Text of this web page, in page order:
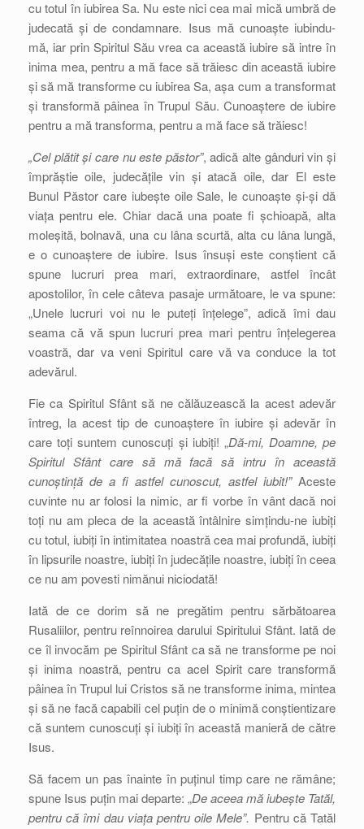
cu totul în iubirea Sa. Nu este nici cea mai mică umbră de
judecată și de condamnare. Isus mă cunoaște iubindu-
mă, iar prin Spiritul Său vrea ca această iubire să intre în
inima mea, pentru a mă face să trăiesc din această iubire
și să mă transforme cu iubirea Sa, așa cum a transformat
și transformă pâinea în Trupul Său. Cunoaștere de iubire
pentru a mă transforma, pentru a mă face să trăiesc!
„Cel plătit și care nu este păstor”, adică alte gânduri vin și
împrăștie oile, judecățile vin și atacă oile, dar El este
Bunul Păstor care iubește oile Sale, le cunoaște și-și dă
viața pentru ele. Chiar dacă una poate fi șchioapă, alta
moleșită, bolnavă, una cu lâna scurtă, alta cu lâna lungă,
e o cunoaștere de iubire. Isus însuși este conștient că
spune lucruri prea mari, extraordinare, astfel încât
apostolilor, în cele câteva pasaje următoare, le va spune:
„Unele lucruri voi nu le puteți înțelege”, adică îmi dau
seama că vă spun lucruri prea mari pentru înțelegerea
voastră, dar va veni Spiritul care vă va conduce la tot
adevărul.
Fie ca Spiritul Sfânt să ne călăuzească la acest adevăr
întreg, la acest tip de cunoaștere în iubire și adevăr în
care toți suntem cunoscuți și iubiți! „Dă-mi, Doamne, pe
Spiritul Sfânt care să mă facă să intru în această
cunoștință de a fi astfel cunoscut, astfel iubit!” Aceste
cuvinte nu ar folosi la nimic, ar fi vorbe în vânt dacă noi
toți nu am pleca de la această întâlnire simțindu-ne iubiți
cu totul, iubiți în intimitatea noastră cea mai profundă, iubiți
în lipsurile noastre, iubiți în judecățile noastre, iubiți în ceea
ce nu am povesti nimănui niciodată!
Iată de ce dorim să ne pregătim pentru sărbătoarea
Rusaliilor, pentru reînnoirea darului Spiritului Sfânt. Iată de
ce îl invocăm pe Spiritul Sfânt ca să ne transforme pe noi
și inima noastră, pentru ca acel Spirit care transformă
pâinea în Trupul lui Cristos să ne transforme inima, mintea
și să ne facă capabili cel puțin de o minimă conștientizare
că suntem cunoscuți și iubiți în această manieră de către
Isus.
Să facem un pas înainte în puținul timp care ne rămâne;
spune Isus puțin mai departe: „De aceea mă iubește Tatăl,
pentru că îmi dau viața pentru oile Mele”. Pentru că Tatăl